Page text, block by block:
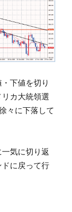
下値を切り
カ大統領選
々に下落して
気に切り返
に戻って行